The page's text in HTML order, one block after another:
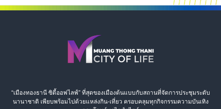
“เมืองทองธานี ซิตี้ออฟไลฟ์” ที่สุดของเมืองต้นแบบกับสถานที่จัดการประชุมระดับ
นานาชาติ เพียบพร้อมไปด้วยแหล่งกิน-เที่ยว ครอบคลุมทุกกิจกรรมความบันเทิง